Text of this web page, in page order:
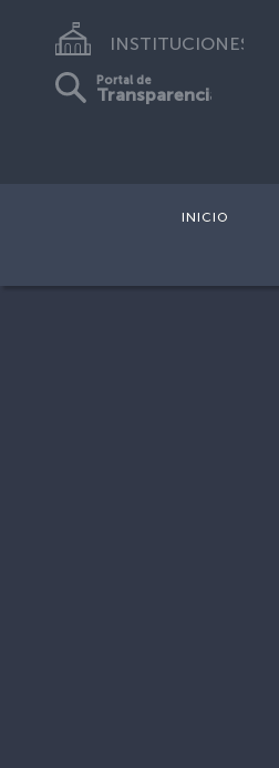
INSTITUCIONES
Portal de
Transparencia
INICIO